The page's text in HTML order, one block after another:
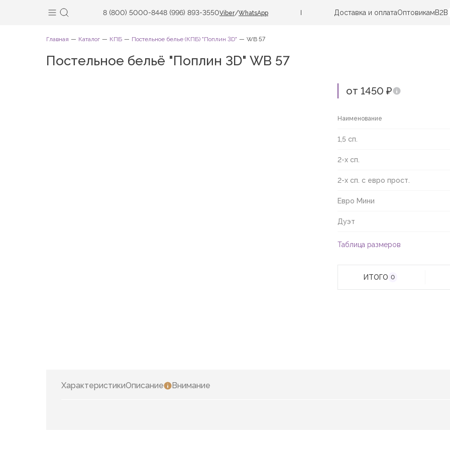
8 (800) 5000-8448 (996) 893-3550Viber/WhatsApp Доставка и оплатаОптовикамB2B
Главная Каталог КПБ Постельное белье (КПБ) "Поплин 3D" WB 57
Постельное бельё "Поплин 3D" WB 57
от 1450 ₽
Наименование
1,5 сп.
2-х сп.
2-х сп. с евро прост.
Евро Мини
Дуэт
Таблица размеров
ИТОГО 0
ХарактеристикиОписание Внимание